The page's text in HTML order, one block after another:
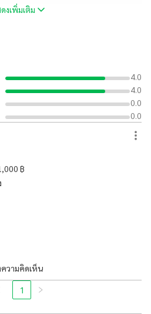
งเพิ่มเติม
4.0
4.0
0.0
0.0
฿
วามคิดเห็น
1